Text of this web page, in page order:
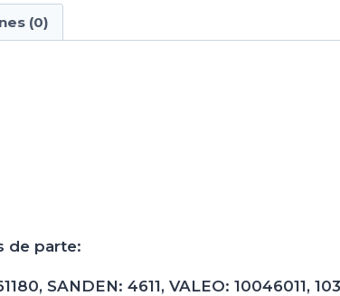
(0)
de parte:
SANDEN: 4611, VALEO: 10046011,